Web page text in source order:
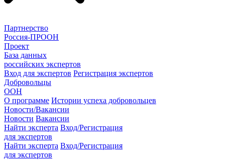
Партнерство
Россия-ПРООН
Проект
База данных
российских экспертов
Вход для экспертов Регистрация экспертов
Добровольцы
ООН
О программе Истории успеха добровольцев
Новости/Вакансии
Новости Вакансии
Найти эксперта Вход/Регистрация
для экспертов
Найти эксперта Вход/Регистрация
для экспертов